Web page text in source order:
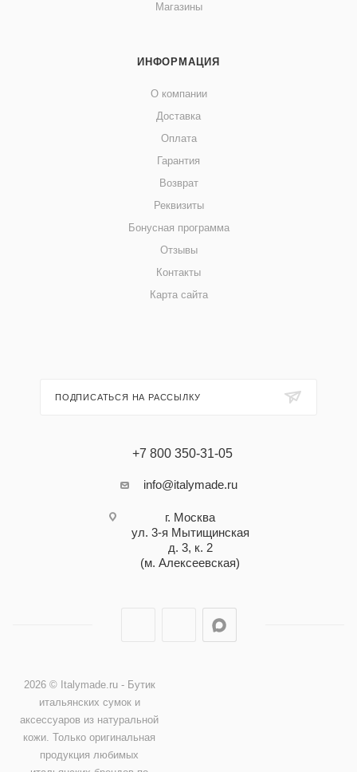
Магазины
ИНФОРМАЦИЯ
О компании
Доставка
Оплата
Гарантия
Возврат
Реквизиты
Бонусная программа
Отзывы
Контакты
Карта сайта
ПОДПИСАТЬСЯ НА РАССЫЛКУ
+7 800 350-31-05
info@italymade.ru
г. Москва
ул. 3-я Мытищинская
д. 3, к. 2
(м. Алексеевская)
2026 © Italymade.ru - Бутик
итальянских сумок и
аксессуаров из натуральной
кожи. Только оригинальная
продукция любимых